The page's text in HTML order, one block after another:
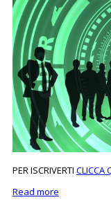
PER ISCRIVERTI CLICCA
Read more